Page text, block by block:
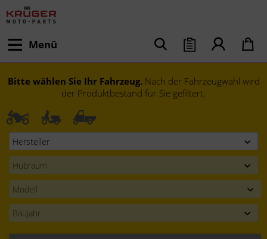
Menü
Bitte wählen Sie Ihr Fahrzeug. Nach der Fahrzeugwahl wird
der Produktbestand für Sie gefiltert.